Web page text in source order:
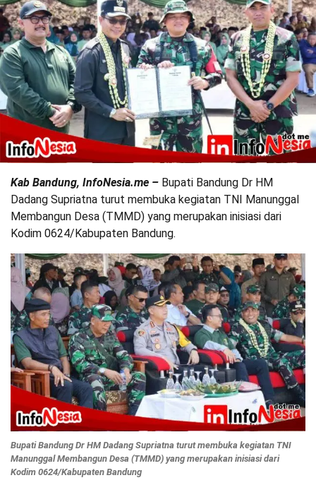
Kab Bandung, InfoNesia.me – Bupati Bandung Dr HM
Dadang Supriatna turut membuka kegiatan TNI Manunggal
Membangun Desa (TMMD) yang merupakan inisiasi dari
Kodim 0624/Kabupaten Bandung.
Bupati Bandung Dr HM Dadang Supriatna turut membuka kegiatan TNI
Manunggal Membangun Desa (TMMD) yang merupakan inisiasi dari
Kodim 0624/Kabupaten Bandung